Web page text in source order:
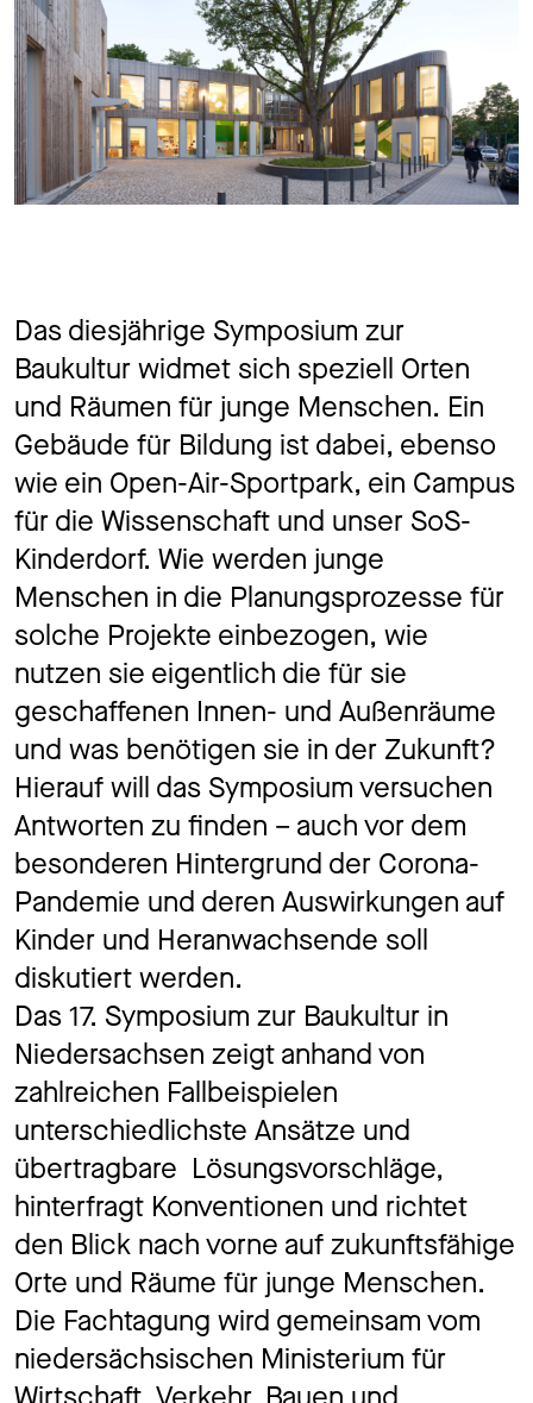
Das diesjährige Symposium zur
Baukultur widmet sich speziell Orten
und Räumen für junge Menschen. Ein
Gebäude für Bildung ist dabei, ebenso
wie ein Open-Air-Sportpark, ein Campus
für die Wissenschaft und unser SoS-
Kinderdorf. Wie werden junge
Menschen in die Planungsprozesse für
solche Projekte einbezogen, wie
nutzen sie eigentlich die für sie
geschaffenen Innen- und Außenräume
und was benötigen sie in der Zukunft?
Hierauf will das Symposium versuchen
Antworten zu ﬁnden – auch vor dem
besonderen Hintergrund der Corona-
Pandemie und deren Auswirkungen auf
Kinder und Heranwachsende soll
diskutiert werden.
Das 17. Symposium zur Baukultur in
Niedersachsen zeigt anhand von
zahlreichen Fallbeispielen
unterschiedlichste Ansätze und
übertragbare Lösungsvorschläge,
hinterfragt Konventionen und richtet
den Blick nach vorne auf zukunftsfähige
Orte und Räume für junge Menschen.
Die Fachtagung wird gemeinsam vom
niedersächsischen Ministerium für